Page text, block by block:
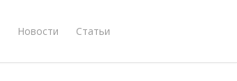
Новости Статьи